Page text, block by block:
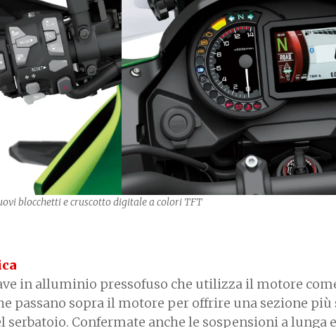
blocchetti e cruscotto digitale a colori TFT
in alluminio pressofuso che utilizza il motore
passano sopra il motore per offrire una sezione più
Confermate anche le sospensioni a lunga